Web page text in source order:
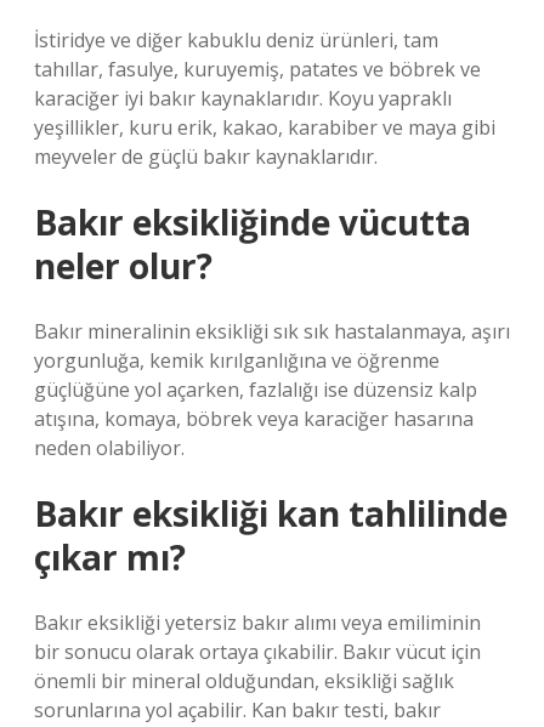
İstiridye ve diğer kabuklu deniz ürünleri, tam
tahıllar, fasulye, kuruyemiş, patates ve böbrek ve
karaciğer iyi bakır kaynaklarıdır. Koyu yapraklı
yeşillikler, kuru erik, kakao, karabiber ve maya gibi
meyveler de güçlü bakır kaynaklarıdır.
Bakır eksikliğinde vücutta
neler olur?
Bakır mineralinin eksikliği sık sık hastalanmaya, aşırı
yorgunluğa, kemik kırılganlığına ve öğrenme
güçlüğüne yol açarken, fazlalığı ise düzensiz kalp
atışına, komaya, böbrek veya karaciğer hasarına
neden olabiliyor.
Bakır eksikliği kan tahlilinde
çıkar mı?
Bakır eksikliği yetersiz bakır alımı veya emiliminin
bir sonucu olarak ortaya çıkabilir. Bakır vücut için
önemli bir mineral olduğundan, eksikliği sağlık
sorunlarına yol açabilir. Kan bakır testi, bakır